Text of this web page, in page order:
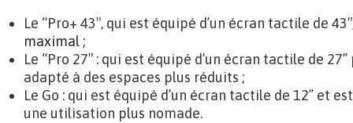
Le “Pro+ 43″, qui est équipé d’un écran tactile de
maximal ;
Le “Pro 27″ : qui est équipé d’un écran tactile de
adapté à des espaces plus réduits ;
Le Go : qui est équipé d’un écran tactile de 12’’ et
une utilisation plus nomade.